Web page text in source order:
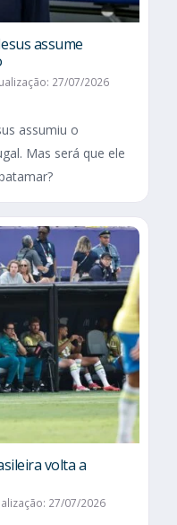
assume
27/07/2026
assumiu o
Mas será que ele
volta a
27/07/2026